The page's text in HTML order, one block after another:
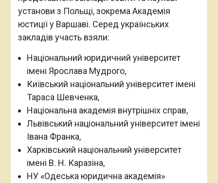
установи з Польщі, зокрема Академія
юстиції у Варшаві. Серед українських
закладів участь взяли:
Національний юридичний університет
імені Ярослава Мудрого,
Київський національний університет імені
Тараса Шевченка,
Національна академія внутрішніх справ,
Львівський національний університет імені
Івана Франка,
Харківський національний університет
імені В. Н. Каразіна,
НУ «Одеська юридична академія»